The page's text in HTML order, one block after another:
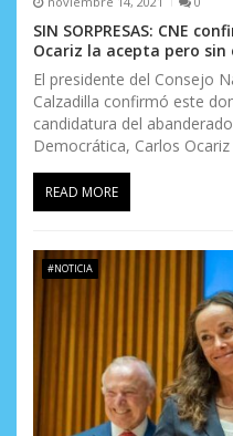
SIN SORPRESAS: CNE
Ocariz la acepta pero
El presidente del Consejo
Calzadilla confirmó este
candidatura del
Democrática, Carlos
READ MORE
#NOTICIA